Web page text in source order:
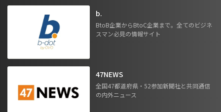
b.
BtoB企業からBtoC企業まで。全てのビジネ
スマン必見の情報サイト
47NEWS
全国47都道府県・52参加新聞社と共同通信
の内外ニュース